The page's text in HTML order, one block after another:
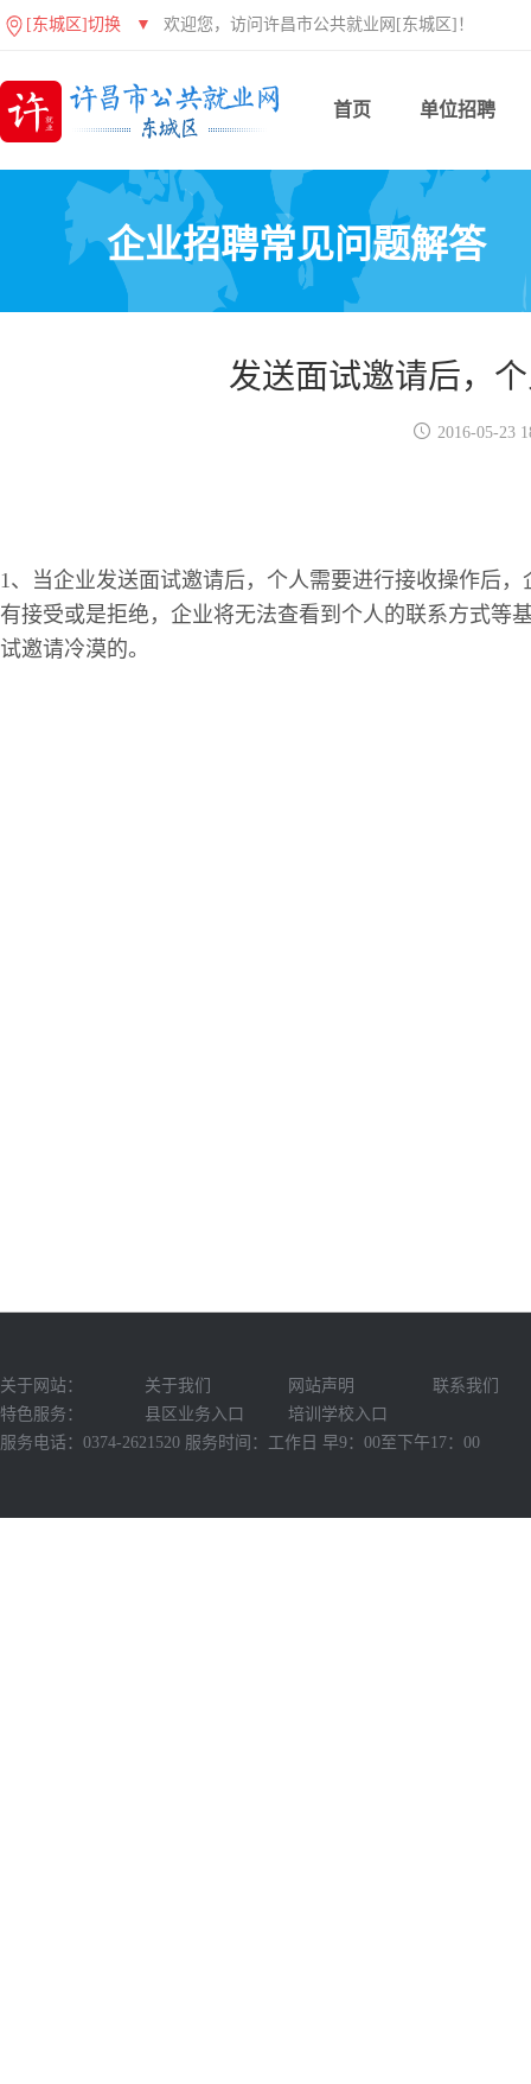
[东城区]切换 ▼ 欢迎您，访问许昌市公共就业网[东城区]！
首页 单位招聘
企业招聘常见问题解答
发送面试邀请后，
 2016-05-23
1、当企业发送面试邀请后，个人需要进行接收操作后
有接受或是拒绝，企业将无法查看到个人的联系方式等
试邀请冷漠的。
关于网站： 关于我们 网站声明
联系我们
特色服务：
县区业务入口
培训学校入口
服务电话：0374-2621520 服务时间：工作日 早9：00至下午17：00